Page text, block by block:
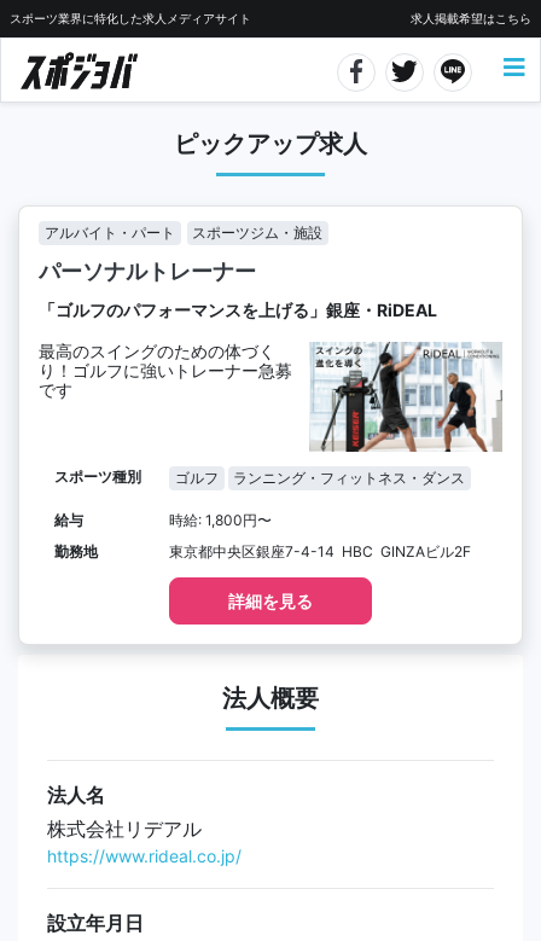
スポーツ業界に特化した求人メディアサイト 求人掲載希望はこちら
ピックアップ求人
アルバイト・パート スポーツジム・施設
パーソナルトレーナー
「ゴルフのパフォーマンスを上げる」銀座・RiDEAL
最高のスイングのための体づく
り！ゴルフに強いトレーナー急募
です
スポーツ種別 ゴルフ ランニング・フィットネス・ダンス
給与
時給: 1,800円〜
勤務地
東京都中央区銀座7-4-14 HBC GINZAビル2F
詳細を見る
法人概要
法人名
株式会社リデアル
https://www.rideal.co.jp/
設立年月日